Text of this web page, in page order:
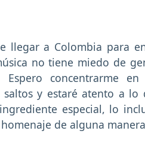
llegar a Colombia para
no tiene miedo de
concentrarme en
y estaré atento a lo
especial, lo
de alguna